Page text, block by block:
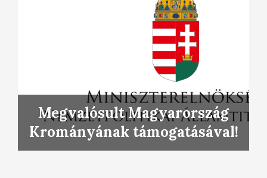
Megvalósult Magyarország
Krományának támogatásával!